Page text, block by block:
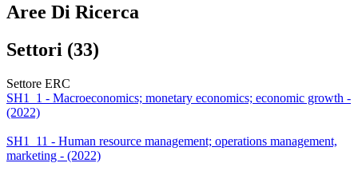
Aree Di Ricerca
Settori (33)
Settore ERC
SH1_1 - Macroeconomics; monetary economics; economic growth -
(2022)
SH1_11 - Human resource management; operations management,
marketing - (2022)